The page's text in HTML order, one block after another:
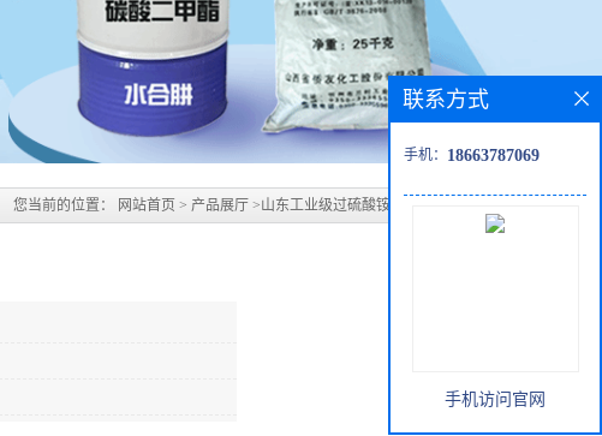
您当前的位置： 网站首页 > 产品展厅 >山东工业级过硫酸铵98.5含量整吨出货
联系方式
手机： 18663787069
手机访问官网